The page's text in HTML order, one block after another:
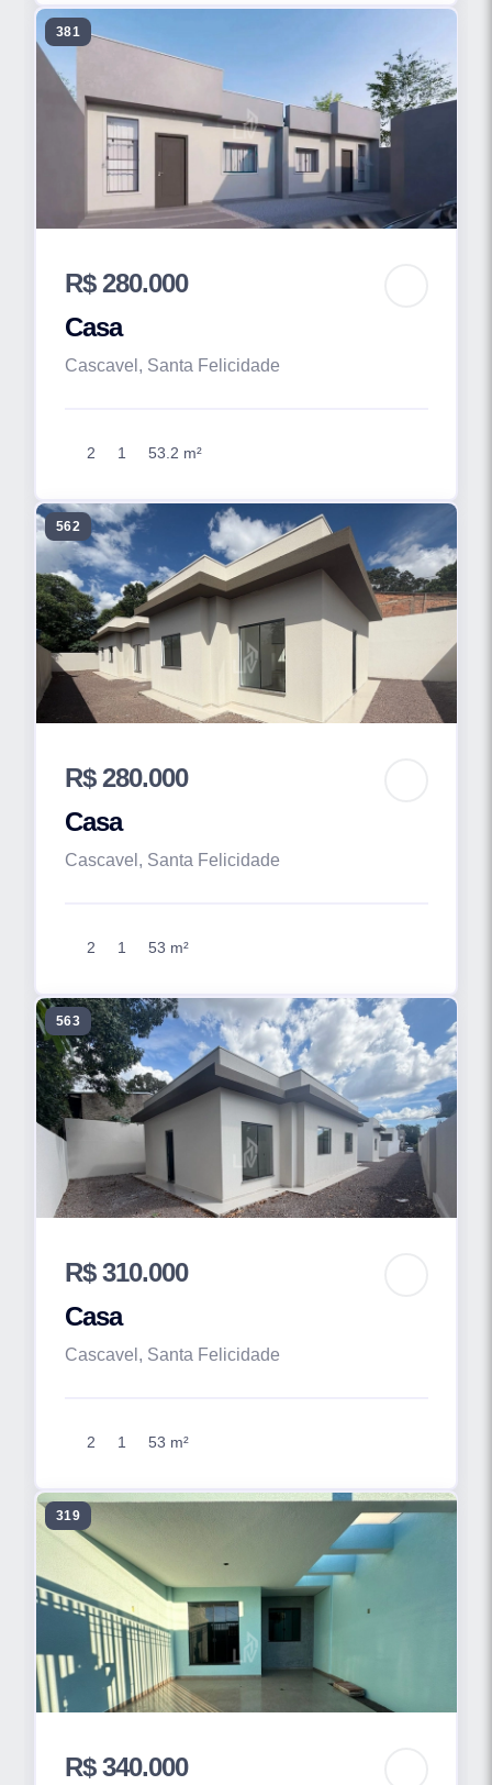
381
R$ 280.000
Casa
Cascavel, Santa Felicidade
2 1 53.2 m²
562
R$ 280.000
Casa
Cascavel, Santa Felicidade
2 1 53 m²
563
R$ 310.000
Casa
Cascavel, Santa Felicidade
2 1 53 m²
319
R$ 340.000